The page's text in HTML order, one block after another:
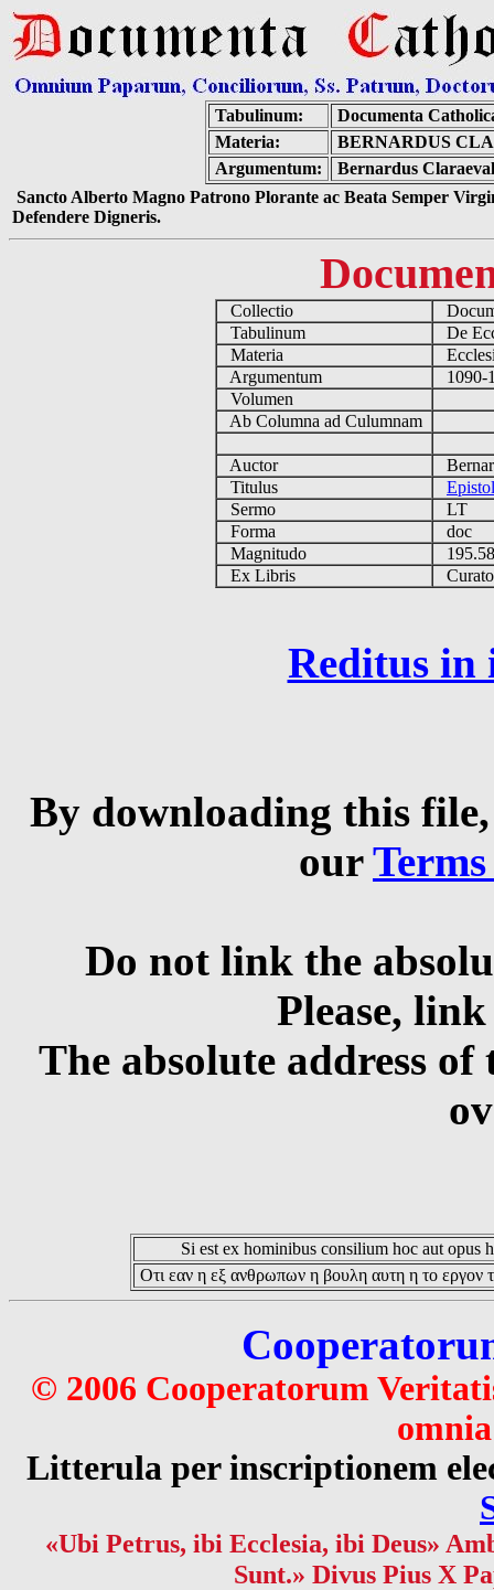
Tabulinum:
Documenta
Materia:
BERNARDUS
Argumentum:
Bernardus
Sancto Alberto Magno Patrono Plorante ac Beata Semper
Defendere Digneris.
Collectio
Tabulinum
De
Materia
Argumentum
1090-
Volumen
Ab Columna ad Culumnam
Auctor
Titulus
Sermo
LT
Forma
doc
Magnitudo
Ex Libris
Reditus in
By downloading this
our
Do not link the
Please,
The absolute address
Si est ex hominibus consilium hoc aut opus
Οτι εαν η εξ ανθρωπων η βουλη αυτη η το εργον
© 2006 Cooperatorum
Litterula per inscriptionem
«Ubi Petrus, ibi Ecclesia, ibi Deus»
Sunt.» Divus Pius X